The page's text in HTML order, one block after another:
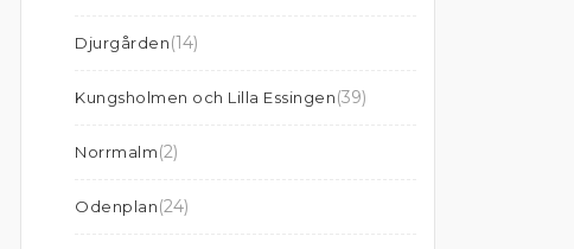
Djurgården(14)
Kungsholmen och Lilla Essingen(39)
Norrmalm(2)
Odenplan(24)